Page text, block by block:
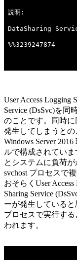
User Access Logging
Service (DsSvc)を
のことです。同時
発生してしまうとの
Windows Server
ルで構成されてい
とシステムに負荷
svchost プロセスで
おそらくUser
Sharing Service
ーが発生している
プロセスで実行す
われます。